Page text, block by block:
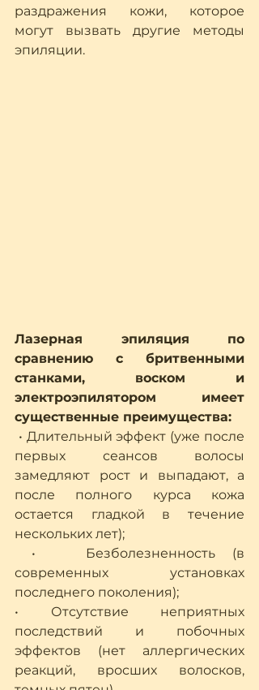
раздражения кожи, которое
могут вызвать другие методы
эпиляции.
Лазерная эпиляция по
сравнению с бритвенными
станками, воском и
электроэпилятором имеет
существенные преимущества:
• Длительный эффект (уже после
первых сеансов волосы
замедляют рост и выпадают, а
после полного курса кожа
остается гладкой в течение
нескольких лет);
•   Безболезненность (в
современных установках
последнего поколения);
• Отсутствие неприятных
последствий и побочных
эффектов (нет аллергических
реакций, вросших волосков,